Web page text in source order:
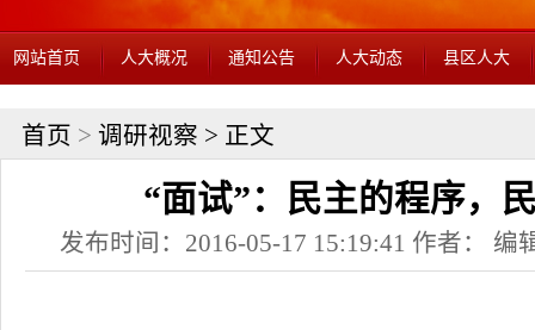
网站首页 人大概况 通知公告 人大动态 县区人大
首页 > 调研视察 > 正文
“面试”：民主的程序，
发布时间：2016-05-17 15:19:41 作者： 编